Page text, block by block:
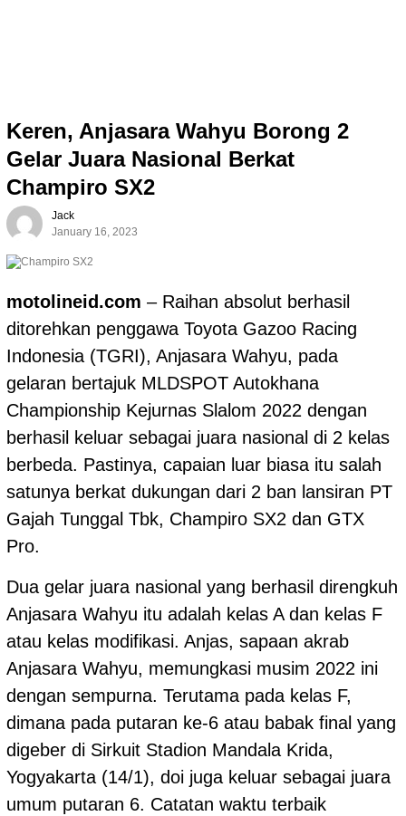
Keren, Anjasara Wahyu Borong 2
Gelar Juara Nasional Berkat
Champiro SX2
Jack
January 16, 2023
motolineid.com – Raihan absolut berhasil
ditorehkan penggawa Toyota Gazoo Racing
Indonesia (TGRI), Anjasara Wahyu, pada
gelaran bertajuk MLDSPOT Autokhana
Championship Kejurnas Slalom 2022 dengan
berhasil keluar sebagai juara nasional di 2 kelas
berbeda. Pastinya, capaian luar biasa itu salah
satunya berkat dukungan dari 2 ban lansiran PT
Gajah Tunggal Tbk, Champiro SX2 dan GTX
Pro.
Dua gelar juara nasional yang berhasil direngkuh
Anjasara Wahyu itu adalah kelas A dan kelas F
atau kelas modifikasi. Anjas, sapaan akrab
Anjasara Wahyu, memungkasi musim 2022 ini
dengan sempurna. Terutama pada kelas F,
dimana pada putaran ke-6 atau babak final yang
digeber di Sirkuit Stadion Mandala Krida,
Yogyakarta (14/1), doi juga keluar sebagai juara
umum putaran 6. Catatan waktu terbaik